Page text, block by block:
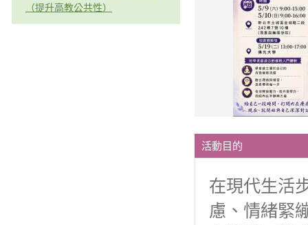
（提升高教公共性）
活動目的
在現代生活
慮、情緒緊